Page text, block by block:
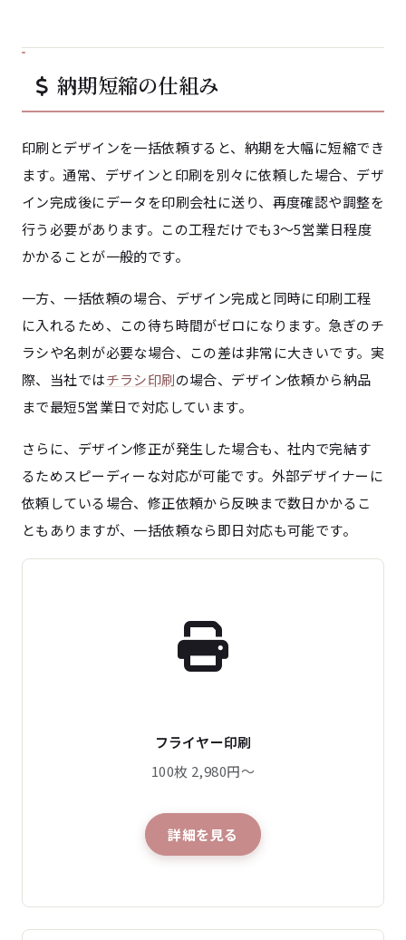
納期短縮の仕組み
印刷とデザインを一括依頼すると、納期を大幅に短縮でき
ます。通常、デザインと印刷を別々に依頼した場合、デザ
イン完成後にデータを印刷会社に送り、再度確認や調整を
行う必要があります。この工程だけでも3〜5営業日程度
かかることが一般的です。
一方、一括依頼の場合、デザイン完成と同時に印刷工程
に入れるため、この待ち時間がゼロになります。急ぎのチ
ラシや名刺が必要な場合、この差は非常に大きいです。実
際、当社ではチラシ印刷の場合、デザイン依頼から納品
まで最短5営業日で対応しています。
さらに、デザイン修正が発生した場合も、社内で完結す
るためスピーディーな対応が可能です。外部デザイナーに
依頼している場合、修正依頼から反映まで数日かかるこ
ともありますが、一括依頼なら即日対応も可能です。
フライヤー印刷
100枚 2,980円～
詳細を見る